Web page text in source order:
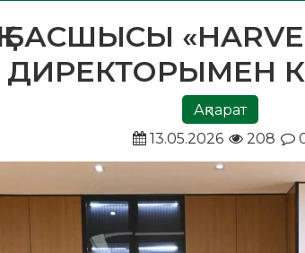
ДИРЕКТОРЫМЕН
Ақпарат
13.05.2026
208